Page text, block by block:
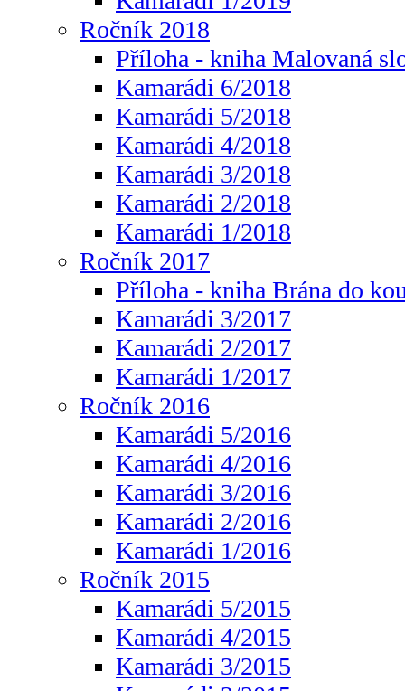
Ročník 2018
Příloha - kniha Malovaná
Kamarádi 6/2018
Kamarádi 5/2018
Kamarádi 4/2018
Kamarádi 3/2018
Kamarádi 2/2018
Kamarádi 1/2018
Ročník 2017
Příloha - kniha Brána do
Kamarádi 3/2017
Kamarádi 2/2017
Kamarádi 1/2017
Ročník 2016
Kamarádi 5/2016
Kamarádi 4/2016
Kamarádi 3/2016
Kamarádi 2/2016
Kamarádi 1/2016
Ročník 2015
Kamarádi 5/2015
Kamarádi 4/2015
Kamarádi 3/2015